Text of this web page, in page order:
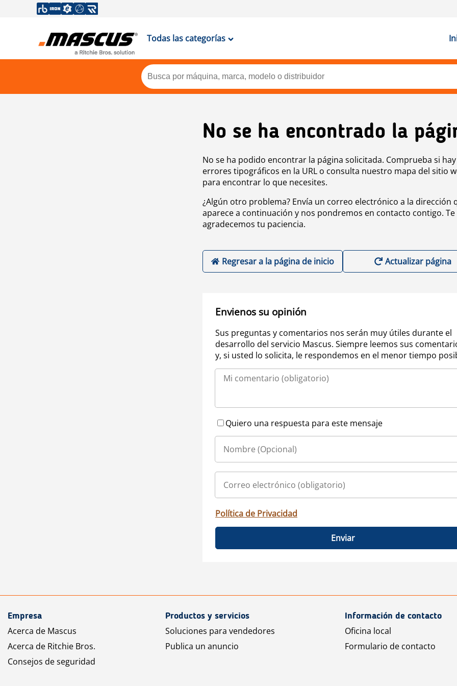
Todas las categorías
No se ha encontrado la
No se ha podido encontrar la página solicitada. Comprueba si hay
errores tipográficos en la URL o consulta nuestro mapa del sitio
para encontrar lo que necesites.
¿Algún otro problema? Envía un correo electrónico a la dirección
aparece a continuación y nos pondremos en contacto contigo. Te
agradecemos tu paciencia.
Regresar a la página de inicio Actualizar página
Envienos su opinión
Sus preguntas y comentarios nos serán muy útiles durante el
desarrollo del servicio Mascus. Siempre leemos sus
y, si usted lo solicita, le respondemos en el menor tiempo
Quiero una respuesta para este mensaje
Política de Privacidad
Enviar
Empresa
Acerca de Mascus
Acerca de Ritchie Bros.
Consejos de seguridad
Productos y servicios
Soluciones para vendedores
Publica un anuncio
Información de contacto
Oficina local
Formulario de contacto